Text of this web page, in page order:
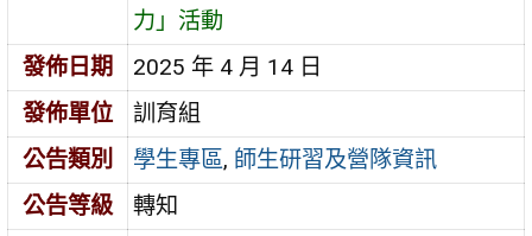
力」活動
發佈日期
2025 年 4 月 14 日
發佈單位
訓育組
公告類別
學生專區, 師生研習及營隊資訊
公告等級
轉知